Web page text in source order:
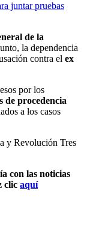
juntar pruebas
de la
la dependencia
contra el ex
por los
de procedencia
a los casos
y Revolución Tres
con las noticias
clic aquí